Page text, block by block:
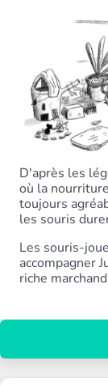
D'après les
où la
toujours
les souris
Les souris-
accompagner
riche